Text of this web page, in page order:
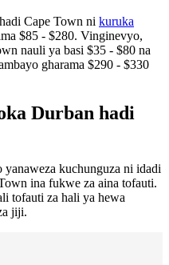
Cape Town ni kuruka
$85 - $280. Vinginevyo,
nauli ya basi $35 - $80 na
gharama $290 - $330
Durban hadi
kuchunguza ni idadi
ina fukwe za aina tofauti.
tofauti za hali ya hewa
jiji.